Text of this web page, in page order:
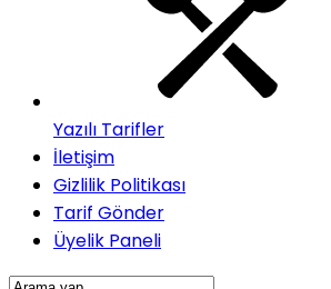
Yazılı Tarifler
İletişim
Gizlilik Politikası
Tarif Gönder
Üyelik Paneli